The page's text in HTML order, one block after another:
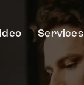
Services